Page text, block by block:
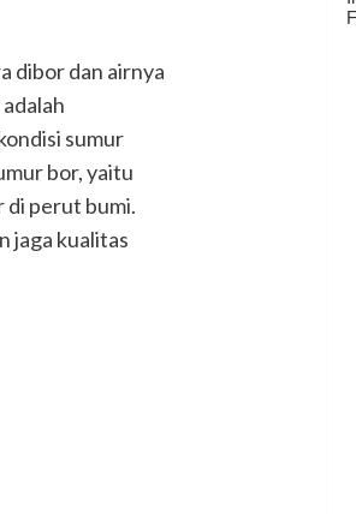
dibor dan airnya
sumur
bor, yaitu
di perut bumi.
jaga kualitas